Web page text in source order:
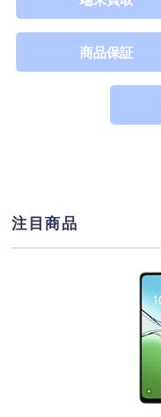
商品保証
注目商品